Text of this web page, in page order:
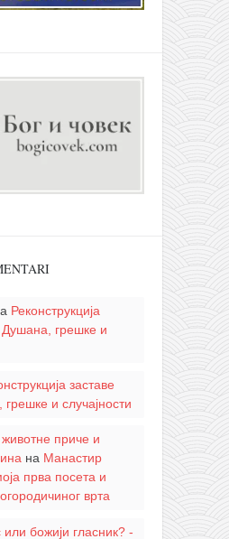
Реконструкција
Душана, грешке и
заставе
и случајности
приче и
на Манастир
прва посета и
врта
божији гласник? -